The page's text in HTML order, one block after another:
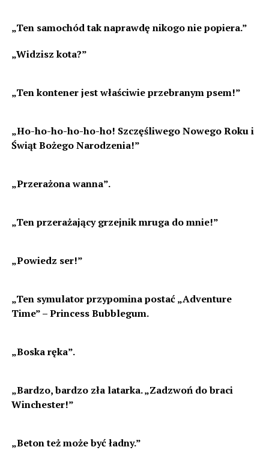
„Ten samochód tak naprawdę nikogo nie popiera.”
„Widzisz kota?”
„Ten kontener jest właściwie przebranym psem!”
„Ho-ho-ho-ho-ho-ho! Szczęśliwego Nowego Roku i
Świąt Bożego Narodzenia!”
„Przerażona wanna”.
„Ten przerażający grzejnik mruga do mnie!”
„Powiedz ser!”
„Ten symulator przypomina postać „Adventure
Time” – Princess Bubblegum.
„Boska ręka”.
„Bardzo, bardzo zła latarka. „Zadzwoń do braci
Winchester!”
„Beton też może być ładny.”